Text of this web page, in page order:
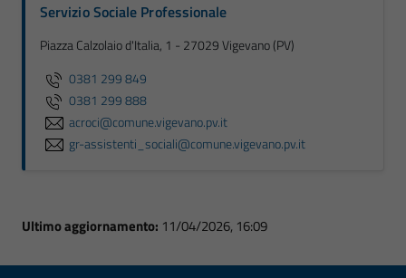
Servizio Sociale Professionale
Piazza Calzolaio d'Italia, 1 - 27029 Vigevano (PV)
0381 299 849
0381 299 888
acroci@comune.vigevano.pv.it
gr-assistenti_sociali@comune.vigevano.pv.it
Ultimo aggiornamento: 11/04/2026, 16:09